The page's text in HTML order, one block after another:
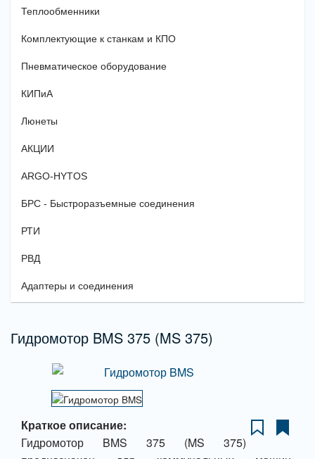
Теплообменники
Комплектующие к станкам и КПО
Пневматическое оборудование
КИПиА
Люнеты
АКЦИИ
ARGO-HYTOS
БРС - Быстроразъемные соединения
РТИ
РВД
Адаптеры и соединения
Гидромотор BMS 375 (MS 375)
Краткое описание:
Гидромотор BMS 375 (MS 375)